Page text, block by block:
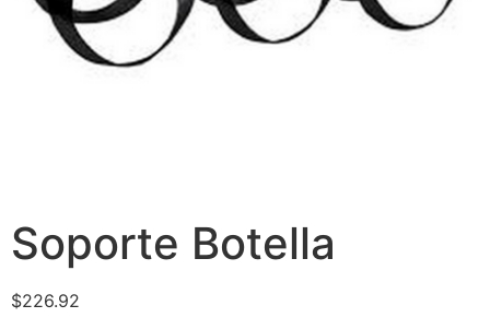
Soporte Botella
$226.92